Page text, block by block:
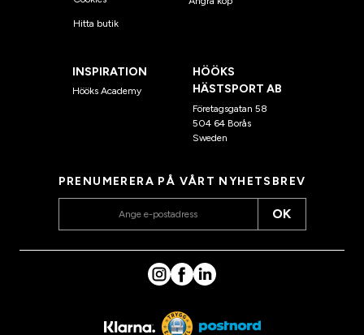
Hitta butik
INSPIRATION
Hööks Academy
HÖÖKS
HÄSTSPORT AB
Företagsgatan 58
504 64 Borås
Sweden
PRENUMERERA PÅ VÅRT NYHETSBREV
OK